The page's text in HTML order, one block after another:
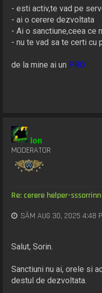
- esti activ,te vad pe
- ai o cerere dezvoltata
- Ai o sanctiune,ceea ce
- nu te vad sa te certi cu
de la mine ai un PRO
Ion
MODERATOR
Re: cerere helper-sssorrinn
SÂM AUG 30, 2025 4:48
Salut, Sorin.
Sanctiuni nu ai, orele si
destul de dezvoltata.